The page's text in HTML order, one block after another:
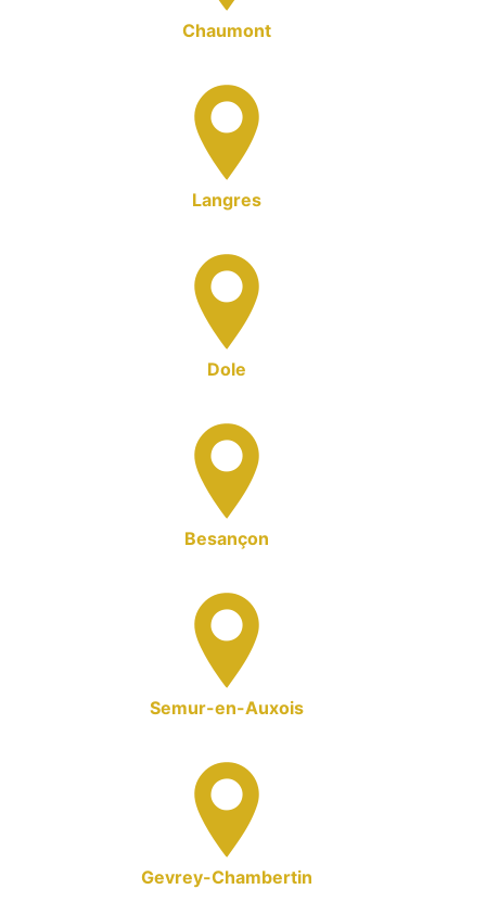
Chaumont
Langres
Dole
Besançon
Semur-en-Auxois
Gevrey-Chambertin